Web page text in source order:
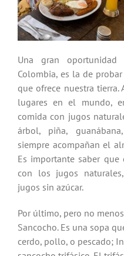
Una gran
Colombia, es la de
que ofrece nuestra tierra.
lugares en el mundo,
comida con jugos
árbol, piña,
siempre acompañan el
Es importante saber
con los jugos
jugos sin azúcar.
Por último, pero no
Sancocho. Es una sopa
cerdo, pollo, o pescado;